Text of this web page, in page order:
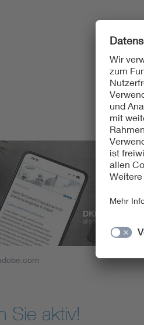
Sie aktiv!